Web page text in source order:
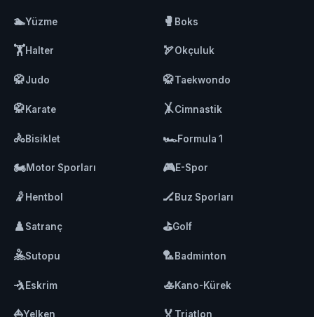
🏊Yüzme 🥊 Boks
🏋️Halter 🏹Okçuluk
🥋Judo 🥋Taekwondo
🥋Karate 🤸Cimnastik
🚴Bisiklet 🏎️Formula 1
🏍️Motor Sporları 🎮E-Spor
🤾 Hentbol 🏒Buz Sporları
♟️Satranç ⛳Golf
🤽Sutopu 🏸Badminton
🤺Eskrim 🚣Kano-Kürek
⛵Yelken 🏅 Triatlon